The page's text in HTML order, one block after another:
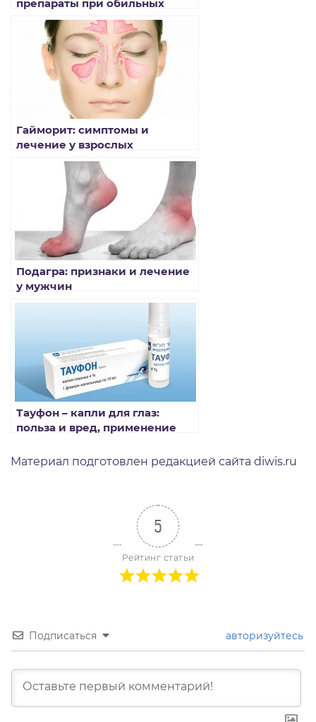
препараты при обильных
месячных
Гайморит: симптомы и
лечение у взрослых
Подагра: признаки и лечение
у мужчин
Тауфон – капли для глаз:
польза и вред, применение
Материал подготовлен редакцией сайта diwis.ru
5
Рейтинг статьи
Подписаться авторизуйтесь